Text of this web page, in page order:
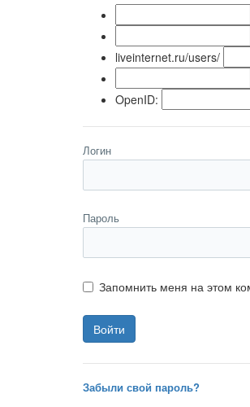
liveinternet.ru/users/
OpenID:
Логин
Пароль
Запомнить меня на этом
Забыли свой пароль?